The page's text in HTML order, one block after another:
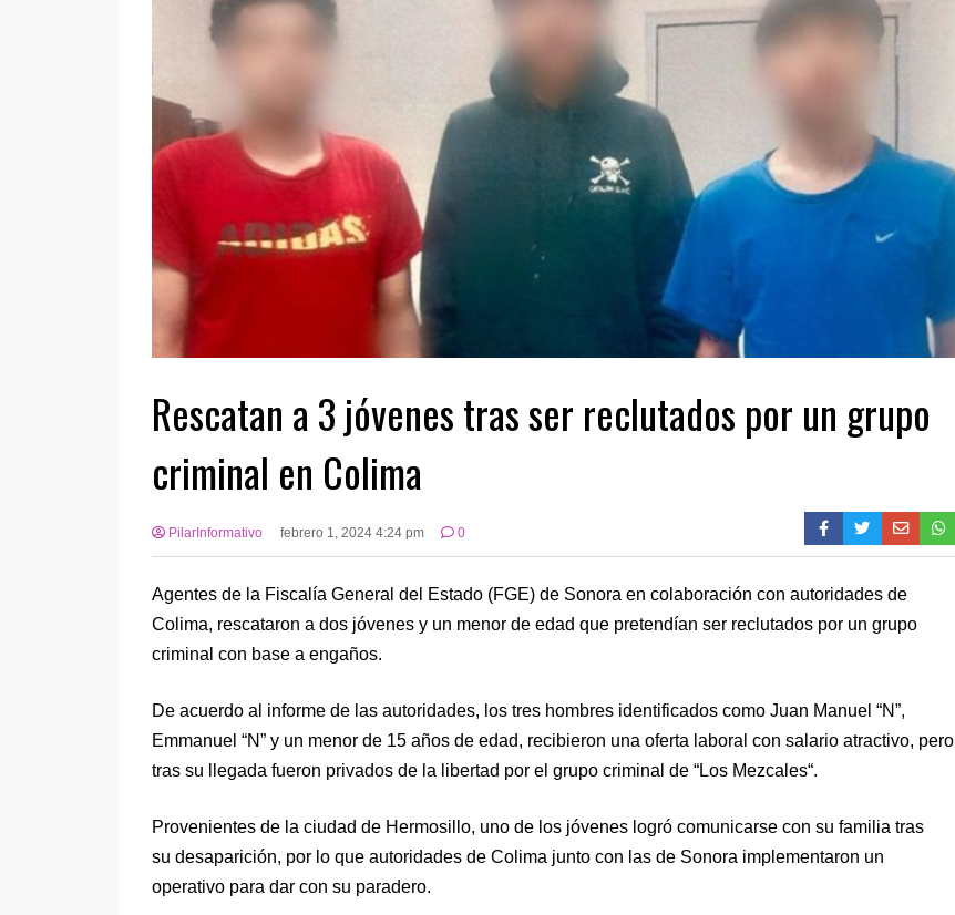
Rescatan a 3 jóvenes tras ser reclutados por un grupo
criminal en Colima
PilarInformativo febrero 1, 2024 4:24 pm 0
Agentes de la Fiscalía General del Estado (FGE) de Sonora en colaboración con autoridades de
Colima, rescataron a dos jóvenes y un menor de edad que pretendían ser reclutados por un grupo
criminal con base a engaños.
De acuerdo al informe de las autoridades, los tres hombres identificados como Juan Manuel “N”,
Emmanuel “N” y un menor de 15 años de edad, recibieron una oferta laboral con salario atractivo, pero
tras su llegada fueron privados de la libertad por el grupo criminal de “Los Mezcales“.
Provenientes de la ciudad de Hermosillo, uno de los jóvenes logró comunicarse con su familia tras
su desaparición, por lo que autoridades de Colima junto con las de Sonora implementaron un
operativo para dar con su paradero.